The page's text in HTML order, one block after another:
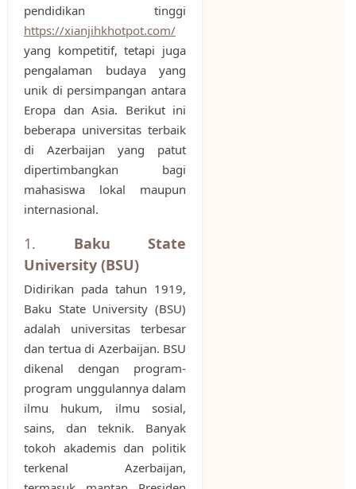
pendidikan tinggi
https://xianjihkhotpot.com/
yang kompetitif, tetapi juga
pengalaman budaya yang
unik di persimpangan antara
Eropa dan Asia. Berikut ini
beberapa universitas terbaik
di Azerbaijan yang patut
dipertimbangkan bagi
mahasiswa lokal maupun
internasional.
1. Baku State
University (BSU)
Didirikan pada tahun 1919,
Baku State University (BSU)
adalah universitas terbesar
dan tertua di Azerbaijan. BSU
dikenal dengan program-
program unggulannya dalam
ilmu hukum, ilmu sosial,
sains, dan teknik. Banyak
tokoh akademis dan politik
terkenal Azerbaijan,